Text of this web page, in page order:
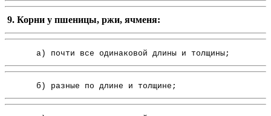
9. Корни у пшеницы, ржи, ячменя:
а) почти все одинаковой длины и толщины;
б) разные по длине и толщине;